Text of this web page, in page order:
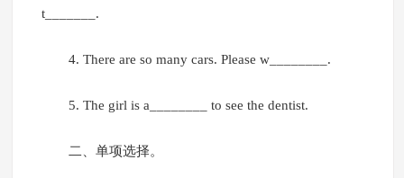
t_______.
4. There are so many cars. Please w________.
5. The girl is a________ to see the dentist.
二、单项选择。